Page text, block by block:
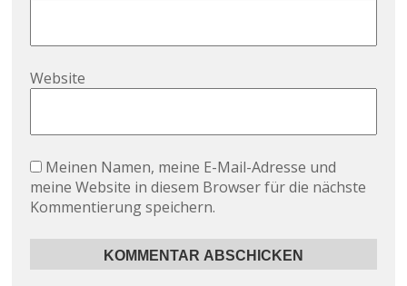
Website
Meinen Namen, meine E-Mail-Adresse und
meine Website in diesem Browser für die nächste
Kommentierung speichern.